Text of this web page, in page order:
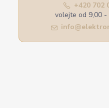
+420 702
volejte od 9,00 -